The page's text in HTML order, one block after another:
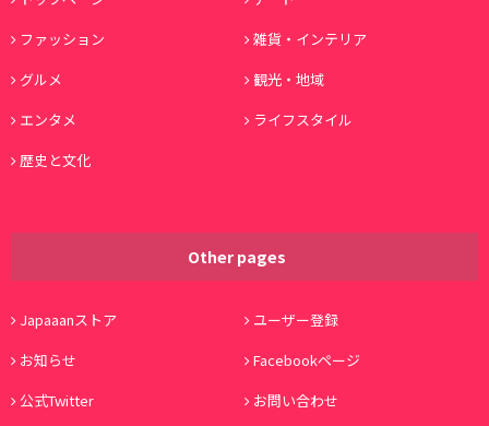
ファッション
雑貨・インテリア
グルメ
観光・地域
エンタメ
ライフスタイル
歴史と文化
Other pages
Japaaanストア
ユーザー登録
お知らせ
Facebookページ
公式Twitter
お問い合わせ